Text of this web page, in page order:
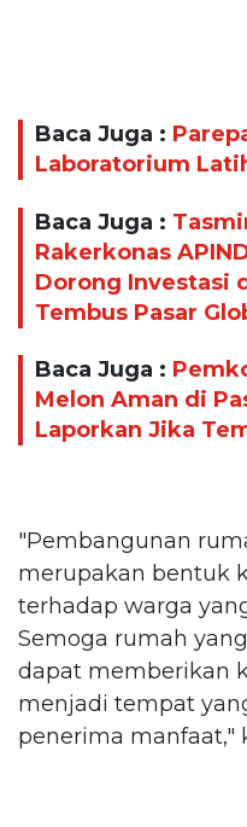
Baca Juga :
Laboratorium
Baca Juga :
Rakerkonas
Dorong Investasi
Tembus Pasar
Baca Juga :
Melon Aman di
Laporkan Jika
"Pembangunan
merupakan bentuk
terhadap warga
Semoga rumah
dapat memberikan
menjadi tempat
penerima manfaat,"